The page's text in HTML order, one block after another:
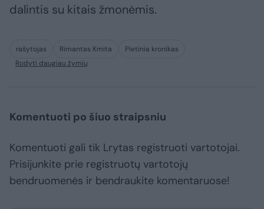
dalintis su kitais žmonėmis.
rašytojas Rimantas Kmita
Pietinia kronikas
Rodyti daugiau žymių
Komentuoti po šiuo straipsniu
Komentuoti gali tik Lrytas registruoti vartotojai.
Prisijunkite prie registruotų vartotojų
bendruomenės ir bendraukite komentaruose!